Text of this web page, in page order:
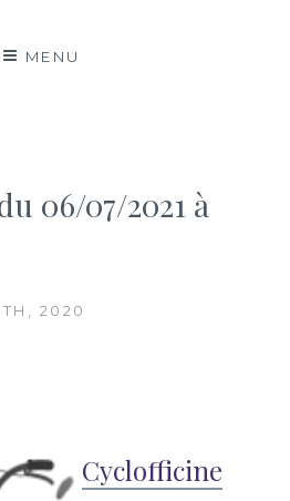
MENU
06/07/2021 à
2020
Cyclofficine